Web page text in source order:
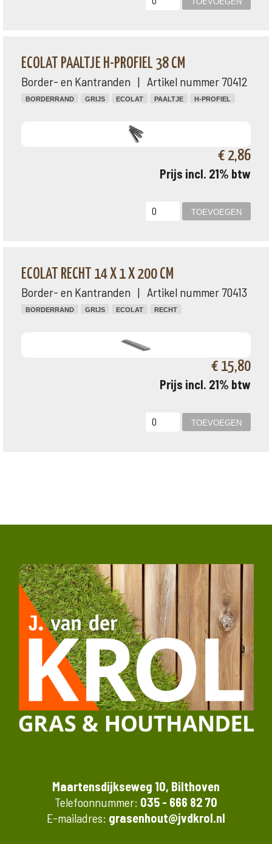
ECOLAT PAALTJE H-PROFIEL 38 CM
Border- en Kantranden | Artikel nummer 70412
BORDERRAND GRIJS ECOLAT PAALTJE H-PROFIEL
€ 2,86
Prijs incl. 21% btw
ECOLAT RECHT 14 X 1 X 200 CM
Border- en Kantranden | Artikel nummer 70413
BORDERRAND GRIJS ECOLAT RECHT
€ 15,80
Prijs incl. 21% btw
Maartensdijkseweg 10, Bilthoven
Telefoonnummer: 035 - 666 82 70
E-mailadres: grasenhout@jvdkrol.nl